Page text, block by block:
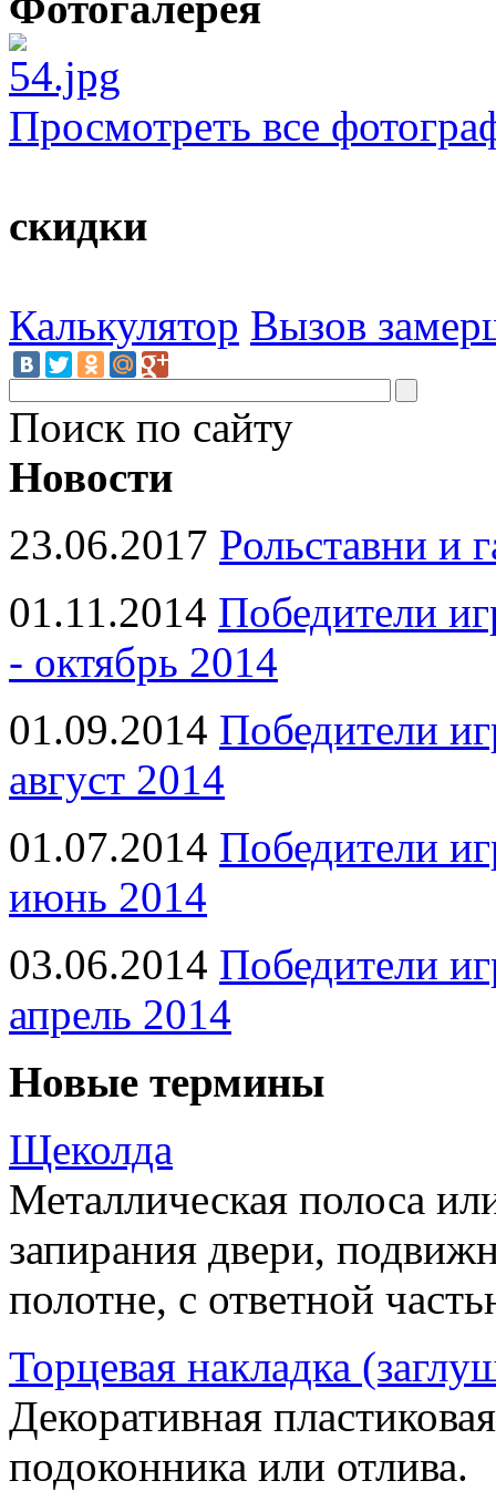
Просмотреть все
скидки
Калькулятор Вызов
Поиск по сайту
Новости
23.06.2017 Рольставни и
01.11.2014 Победители
- октябрь 2014
01.09.2014 Победители
август 2014
01.07.2014 Победители
июнь 2014
03.06.2014 Победители
апрель 2014
Новые термины
Щеколда
Металлическая полоса
запирания двери,
полотне, с ответной
Торцевая накладка
Декоративная
подоконника или отлива.